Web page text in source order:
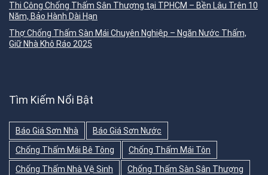
Thi Công Chống Thấm Sân Thượng tại TPHCM – Bền Lâu Trên 10
Năm, Bảo Hành Dài Hạn
Thợ Chống Thấm Sàn Mái Chuyên Nghiệp – Ngăn Nước Thấm,
Giữ Nhà Khô Ráo 2025
Tìm Kiếm Nổi Bật
Báo Giá Sơn Nhà
Báo Giá Sơn Nước
Chống Thấm Mái Bê Tông
Chống Thấm Mái Tôn
Chống Thấm Nhà Vệ Sinh
Chống Thấm Sàn Sân Thượng